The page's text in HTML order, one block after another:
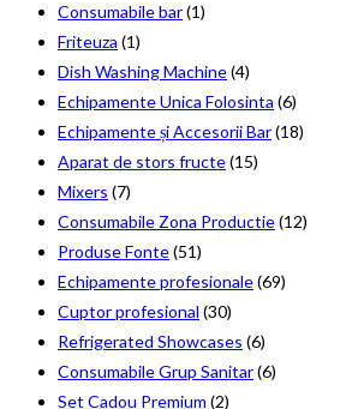
Consumabile bar(1)
Friteuza (1)
Dish Washing Machine(4)
Echipamente Unica Folosinta (6)
Echipamente și Accesorii Bar(18)
Aparat de stors fructe(15)
Mixers (7)
Consumabile Zona Productie(12)
Produse Fonte(51)
Echipamente profesionale(69)
Cuptor profesional (30)
Refrigerated Showcases (6)
Consumabile Grup Sanitar(6)
Set Cadou Premium (2)